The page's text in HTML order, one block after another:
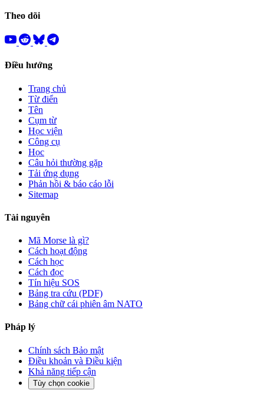
Theo dõi
Điều hướng
Trang chủ
Từ điển
Tên
Cụm từ
Học viện
Công cụ
Học
Câu hỏi thường gặp
Tải ứng dụng
Phản hồi & báo cáo lỗi
Sitemap
Tài nguyên
Mã Morse là gì?
Cách hoạt động
Cách học
Cách đọc
Tín hiệu SOS
Bảng tra cứu (PDF)
Bảng chữ cái phiên âm NATO
Pháp lý
Chính sách Bảo mật
Điều khoản và Điều kiện
Khả năng tiếp cận
Tùy chọn cookie